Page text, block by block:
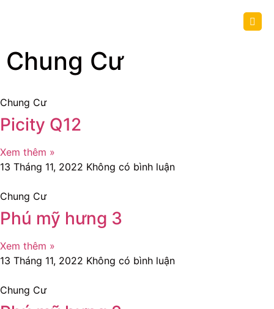
Chung Cư
Chung Cư
Picity Q12
Xem thêm »
13 Tháng 11, 2022 Không có bình luận
Chung Cư
Phú mỹ hưng 3
Xem thêm »
13 Tháng 11, 2022 Không có bình luận
Chung Cư